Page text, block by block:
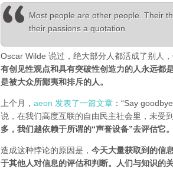
Most people are other people. Their
their passions a quotation
Oscar Wilde 说过，绝大部分人都活成了别人
有创见性观点和具有突破性创造力的人永远都
是被大众所鄙夷和排斥的人。
上个月， aeon 发表了一篇文章 ：“Say
说，在我们高度互联的自由民主社会里，未受
多，我们越依赖于所谓的“声誉设备”去评估它。
造成这种悖论的原因是， 今天大量获取到的信
于其他人对信息的评估和判断。
人们与知识的